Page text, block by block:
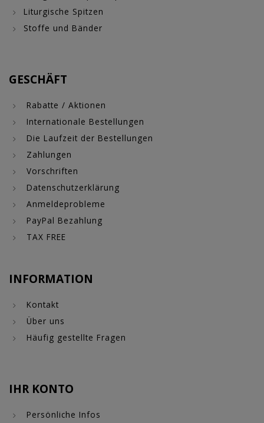
Liturgische Spitzen
Stoffe und Bänder
GESCHÄFT
Rabatte / Aktionen
Internationale Bestellungen
Die Laufzeit der Bestellungen
Zahlungen
Vorschriften
Datenschutzerklärung
Anmeldeprobleme
PayPal Bezahlung
TAX FREE
INFORMATION
Kontakt
Über uns
Häufig gestellte Fragen
IHR KONTO
Persönliche Infos